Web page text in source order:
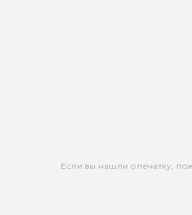
Если вы нашли опечатку,